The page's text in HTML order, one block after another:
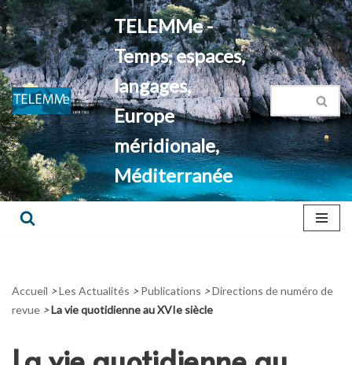
Aller
au
contenu
TELEMMe -
Temps, espaces,
langages,
Europe
méridionale,
Méditerranée
Accueil >Les Actualités > Publications >Directions de numéro de
revue >La vie quotidienne au XVIe siècle